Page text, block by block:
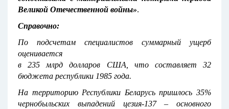
Великой Отечественной войны».
Справочно:
По подсчетам специалистов суммарный ущерб
оценивается
в 235 млрд долларов США, что составляет 32
бюджета республики 1985 года.
На территорию Республики Беларусь пришлось 35%
чернобыльских выпадений цезия-137 – основного